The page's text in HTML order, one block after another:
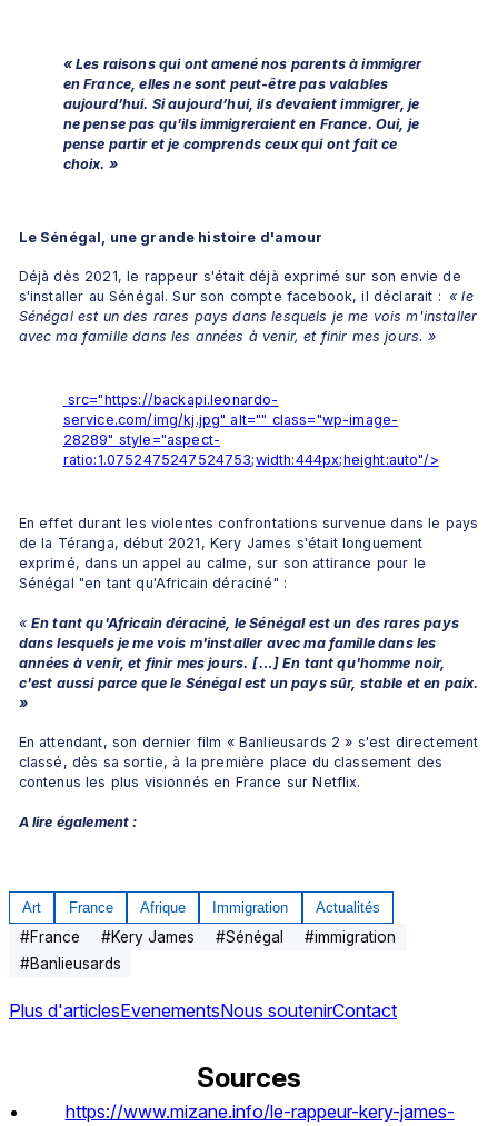
« Les raisons qui ont amené nos parents à immigrer
en France, elles ne sont peut-être pas valables
aujourd’hui. Si aujourd’hui, ils devaient immigrer, je
ne pense pas qu’ils immigreraient en France. Oui, je
pense partir et je comprends ceux qui ont fait ce
choix. »
Le Sénégal, une grande histoire d'amour
Déjà dès 2021, le rappeur s'était déjà exprimé sur son envie de
s'installer au Sénégal. Sur son compte facebook, il déclarait : « le
Sénégal est un des rares pays dans lesquels je me vois m'installer
avec ma famille dans les années à venir, et finir mes jours. »
service.com/img/kj.jpg" alt="" class="wp-image-
28289" style="aspect-
ratio:1.0752475247524753;width:444px;height:auto"/>
En effet durant les violentes confrontations survenue dans le pays
de la Téranga, début 2021, Kery James s'était longuement
exprimé, dans un appel au calme, sur son attirance pour le
Sénégal "en tant qu'Africain déraciné" :
« En tant qu'Africain déraciné, le Sénégal est un des rares pays
dans lesquels je me vois m'installer avec ma famille dans les
années à venir, et finir mes jours. […] En tant qu'homme noir,
c'est aussi parce que le Sénégal est un pays sûr, stable et en paix.
»
En attendant, son dernier film « Banlieusards 2 » s'est directement
classé, dès sa sortie, à la première place du classement des
contenus les plus visionnés en France sur Netflix.
A lire également :
Art France Afrique Immigration Actualités
#France #Kery James #Sénégal #immigration
#Banlieusards
Plus d'articlesEvenementsNous soutenirContact
Sources
https://www.mizane.info/le-rappeur-kery-james-